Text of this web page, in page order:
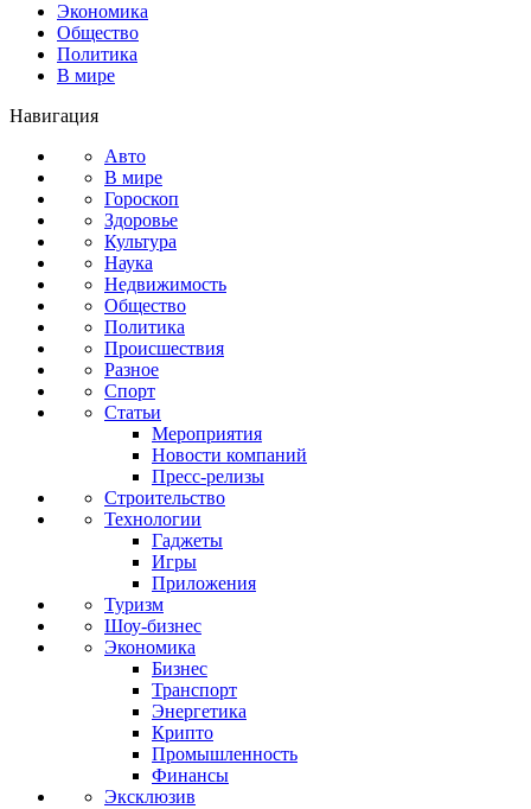
Экономика
Общество
Политика
В мире
Навигация
Авто
В мире
Гороскоп
Здоровье
Культура
Наука
Недвижимость
Общество
Политика
Происшествия
Разное
Спорт
Статьи
Мероприятия
Новости компаний
Пресс-релизы
Строительство
Технологии
Гаджеты
Игры
Приложения
Туризм
Шоу-бизнес
Экономика
Бизнес
Транспорт
Энергетика
Крипто
Промышленность
Финансы
Эксклюзив